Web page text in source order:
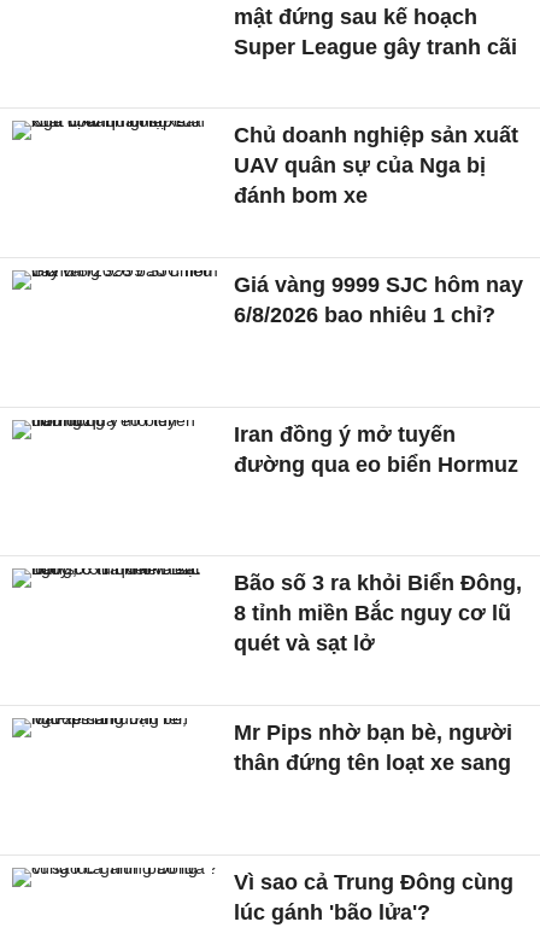
mật đứng sau kế hoạch
Super League gây tranh cãi
Chủ doanh nghiệp sản xuất
UAV quân sự của Nga bị
đánh bom xe
Giá vàng 9999 SJC hôm nay
6/8/2026 bao nhiêu 1 chỉ?
Iran đồng ý mở tuyến
đường qua eo biển Hormuz
Bão số 3 ra khỏi Biển Đông,
8 tỉnh miền Bắc nguy cơ lũ
quét và sạt lở
Mr Pips nhờ bạn bè, người
thân đứng tên loạt xe sang
Vì sao cả Trung Đông cùng
lúc gánh 'bão lửa'?